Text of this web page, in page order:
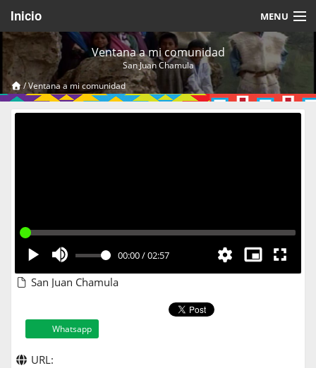
Inicio MENU
Acerca de
Videos Temáticos
Cerrar Sesión
Ventana a mi comunidad
San Juan Chamula
/Ventana a mi comunidad
00:00/02:57
San Juan Chamula
Whatsapp
URL: